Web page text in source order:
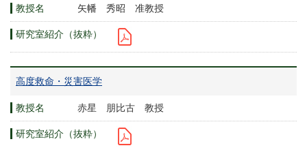
矢幡 秀昭 准教授
高度救命・災害医学
赤星 朋比古 教授